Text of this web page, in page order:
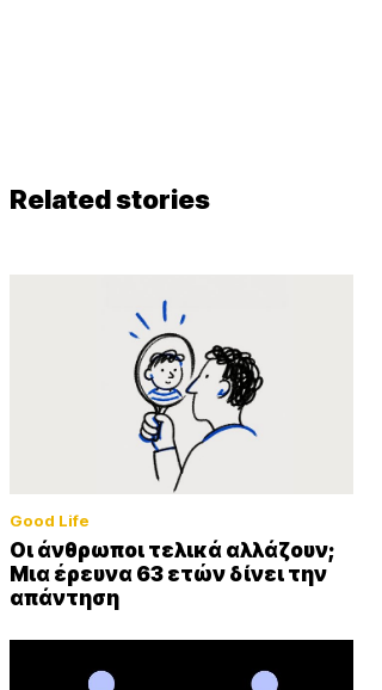
Related stories
Good Life
Οι άνθρωποι τελικά αλλάζουν;
Μια έρευνα 63 ετών δίνει την
απάντηση